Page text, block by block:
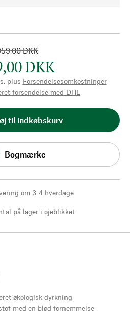
DKK
DKK
plus Forsendelsesomkostninger
forsendelse med DHL
til indkøbskurv
Bogmærke
om 3-4 hverdage
på lager i øjeblikket
økologisk dyrkning
med en blød fornemmelse